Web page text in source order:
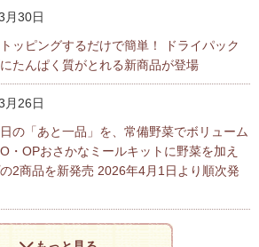
月30日
ッピングするだけで簡単！ ドライパック
たんぱく質がとれる新商品が登場
月26日
の「あと一品」を、常備野菜でボリューム
・OPおさかなミールキットに野菜を加え
2商品を新発売 2026年4月1日より順次発